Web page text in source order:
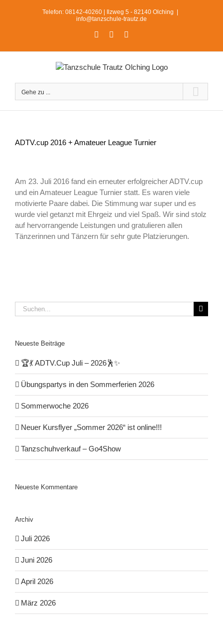
Telefon: 08142-40260 | Ilzweg 5 - 82140 Olching
info@tanzschule-trautz.de
FacebookInstagram
Gehe zu ...
ADTV.cup 2016 + Amateuer League Turnier
grösseres
Bild
Am 23. Juli 2016 fand ein erneuter erfolgreicher ADTV.cup
und ein Amateuer League Turnier statt. Es waren viele
motivierte Paare dabei. Die Stimmung war super und es
wurde viel getanzt mit Ehrgeiz und viel Spaß. Wir sind stolz
auf hervorrangende Leistungen und gratulieren allen
Tänzerinnen und Tänzern für sehr gute Platzierungen.
Suche
nach:
Neueste Beiträge
🏆💃 ADTV.Cup Juli – 2026🕺✨
Übungspartys in den Sommerferien 2026
Sommerwoche 2026
Neuer Kursflyer „Sommer 2026“ ist online!!!
Tanzschuhverkauf – Go4Show
Neueste Kommentare
Archiv
Juli 2026
Juni 2026
April 2026
März 2026